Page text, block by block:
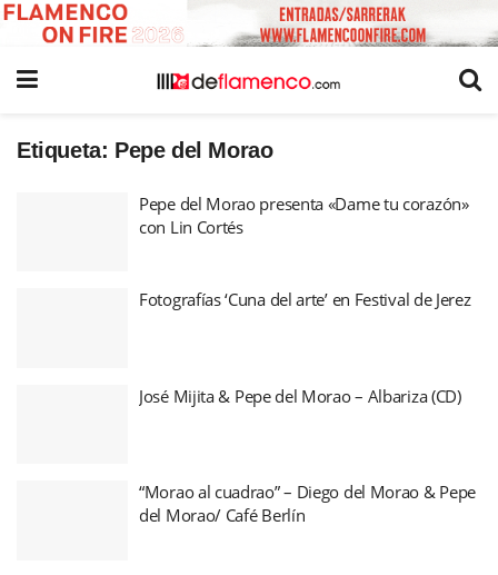
Etiqueta: Pepe del Morao
Pepe del Morao presenta «Dame tu corazón»
con Lin Cortés
Fotografías ‘Cuna del arte’ en Festival de Jerez
José Mijita & Pepe del Morao – Albariza (CD)
“Morao al cuadrao” – Diego del Morao & Pepe
del Morao/ Café Berlín